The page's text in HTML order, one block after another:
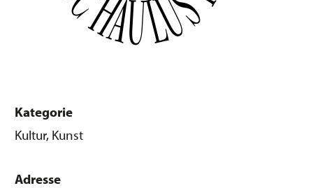
Kategorie
Kultur, Kunst
Adresse